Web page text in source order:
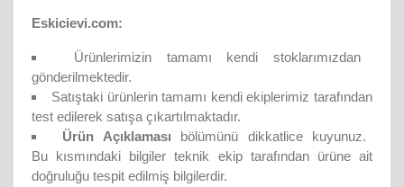
Eskicievi.com:
Ürünlerimizin tamamı kendi stoklarımızdan
gönderilmektedir.
Satıştaki ürünlerin tamamı kendi ekiplerimiz tarafından
test edilerek satışa çıkartılmaktadır.
Ürün Açıklaması bölümünü dikkatlice kuyunuz.
Bu kısmındaki bilgiler teknik ekip tarafından ürüne ait
doğruluğu tespit edilmiş bilgilerdir.